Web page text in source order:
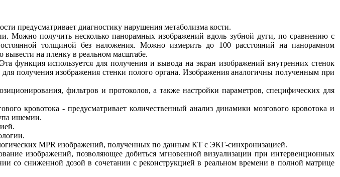
предусматривает диагностику нарушения метаболизма кости.
Можно получить несколько панорамных изображений вдоль зубной дуги, по сравнению с
толщиной без наложения. Можно измерить до 100 расстояний на панорамном
на пленку в реальном масштабе.
функция используется для получения и вывода на экран изображений внутренних стенок
получения изображения стенки полого органа. Изображения аналогичны полученным при
фильтров и протоколов, а также настройки параметров, специфических для
кровотока - предусматривает количественный анализ динамики мозгового кровотока и
ишемии.
MPR изображений, полученных по данным КТ с ЭКГ-синхронизацией.
изображений, позволяющее добиться мгновенной визуализации при интервенционных
со сниженной дозой в сочетании с реконструкцией в реальном времени в полной матрице